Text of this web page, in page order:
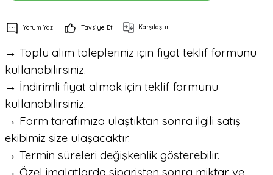
Yorum Yaz Tavsiye Et Karşılaştır
→ Toplu alım talepleriniz için fiyat teklif formunu
kullanabilirsiniz.
→ İndirimli fiyat almak için teklif formunu
kullanabilirsiniz.
→ Form tarafımıza ulaştıktan sonra ilgili satış
ekibimiz size ulaşacaktır.
→ Termin süreleri değişkenlik gösterebilir.
→ Özel imalatlarda siparişten sonra miktar ve